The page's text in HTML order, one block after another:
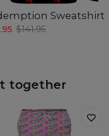
Sweatshirt
$141.95
together